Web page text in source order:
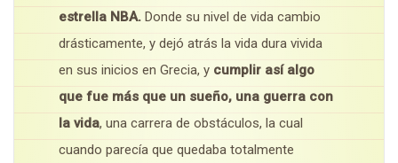
estrella NBA. Donde su nivel de vida cambio
drásticamente, y dejó atrás la vida dura vivida
en sus inicios en Grecia, y cumplir así algo
que fue más que un sueño, una guerra con
la vida, una carrera de obstáculos, la cual
cuando parecía que quedaba totalmente